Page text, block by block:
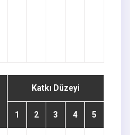
Katkı Düzeyi
1 2 3 4 5